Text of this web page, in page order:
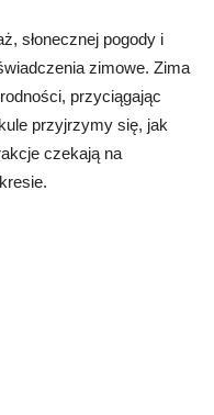
słonecznej pogody i
zimowe. Zima
przyciągając
przyjrzymy się, jak
czekają na